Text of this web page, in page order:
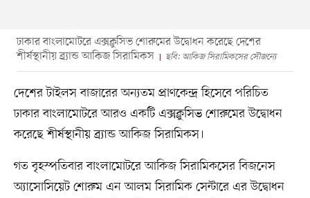
ঢাকার বাংলামোটরে এক্সক্লুসিভ শোরুমের উদ্বোধন করেছে দেশের
শীর্ষস্থানীয় ব্র্যান্ড আকিজ সিরামিকস
ছবি: আকিজ সিরামিকসের সৌজন্যে
দেশের টাইলস বাজারের অন্যতম প্রাণকেন্দ্র হিসেবে পরিচিত
ঢাকার বাংলামোটরে আরও একটি এক্সক্লুসিভ শোরুমের উদ্বোধন
করেছে শীর্ষস্থানীয় ব্র্যান্ড আকিজ সিরামিকস।
গত বৃহস্পতিবার বাংলামোটরে আকিজ সিরামিকসের বিজনেস
অ্যাসোসিয়েট শোরুম এন আলম সিরামিক সেন্টারে এর উদ্বোধন